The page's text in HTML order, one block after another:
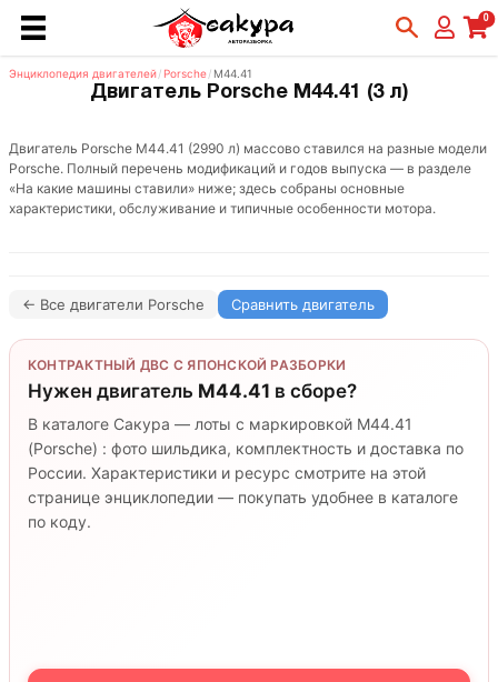
0
Энциклопедия двигателей/ Porsche/ M44.41
Двигатель Porsche M44.41 (3 л)
Двигатель Porsche M44.41 (2990 л) массово ставился на разные модели
Porsche. Полный перечень модификаций и годов выпуска — в разделе
«На какие машины ставили» ниже; здесь собраны основные
характеристики, обслуживание и типичные особенности мотора.
← Все двигатели Porsche Сравнить двигатель
КОНТРАКТНЫЙ ДВС С ЯПОНСКОЙ РАЗБОРКИ
Нужен двигатель M44.41 в сборе?
В каталоге Сакура — лоты с маркировкой M44.41
(Porsche) : фото шильдика, комплектность и доставка по
России. Характеристики и ресурс смотрите на этой
странице энциклопедии — покупать удобнее в каталоге
по коду.